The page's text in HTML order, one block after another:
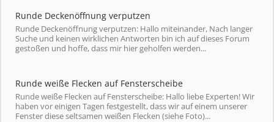
Runde Deckenöffnung verputzen
Runde Deckenöffnung verputzen: Hallo miteinander, Nach langer
Suche und keinen wirklichen Antworten bin ich auf dieses Forum
gestoßen und hoffe, dass mir hier geholfen werden...
Runde weiße Flecken auf Fensterscheibe
Runde weiße Flecken auf Fensterscheibe: Hallo liebe Experten! Wir
haben vor einigen Tagen festgestellt, dass wir auf einem unserer
Fenster diese seltsamen weißen Flecken (siehe Foto)...